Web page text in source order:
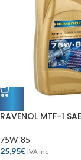
RAVENOL MTF-1
75W-85
25,95€ IVA inc